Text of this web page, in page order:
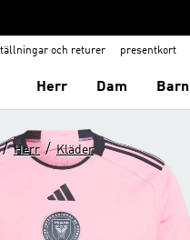
och returer presentkort
Herr Dam Barn
/ Herr / Kläder